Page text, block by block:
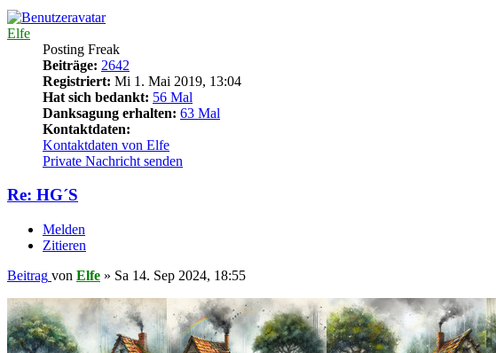
Elfe
Posting Freak
Beiträge: 2642
Registriert: Mi 1. Mai 2019, 13:04
Hat sich bedankt: 56 Mal
Danksagung erhalten: 63 Mal
Kontaktdaten:
Kontaktdaten von Elfe
Private Nachricht senden
Re: HG´S
Melden
Zitieren
Beitrag von Elfe » Sa 14. Sep 2024, 18:55